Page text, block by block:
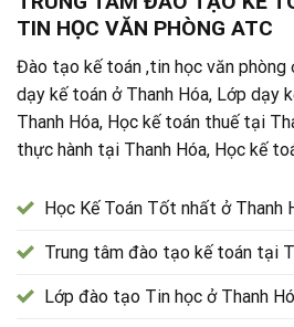
TIN HỌC VĂN PHÒNG ATC
Đào tạo kế toán ,tin học văn phòng
dạy kế toán ở Thanh Hóa, Lớp dạy
Thanh Hóa, Học kế toán thuế tại
thực hành tại Thanh Hóa, Học kế
Học Kế Toán Tốt nhất ở Thanh
Trung tâm đào tạo kế toán tại
Lớp đào tạo Tin học ở Thanh